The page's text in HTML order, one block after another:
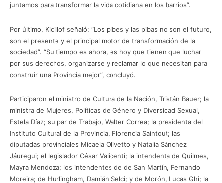
juntamos para transformar la vida cotidiana en los barrios”.
Por último, Kicillof señaló: “Los pibes y las pibas no son el futuro,
son el presente y el principal motor de transformación de la
sociedad”. “Su tiempo es ahora, es hoy que tienen que luchar
por sus derechos, organizarse y reclamar lo que necesitan para
construir una Provincia mejor”, concluyó.
Participaron el ministro de Cultura de la Nación, Tristán Bauer; la
ministra de Mujeres, Políticas de Género y Diversidad Sexual,
Estela Díaz; su par de Trabajo, Walter Correa; la presidenta del
Instituto Cultural de la Provincia, Florencia Saintout; las
diputadas provinciales Micaela Olivetto y Natalia Sánchez
Jáuregui; el legislador César Valicenti; la intendenta de Quilmes,
Mayra Mendoza; los intendentes de de San Martín, Fernando
Moreira; de Hurlingham, Damián Selci; y de Morón, Lucas Ghi; la